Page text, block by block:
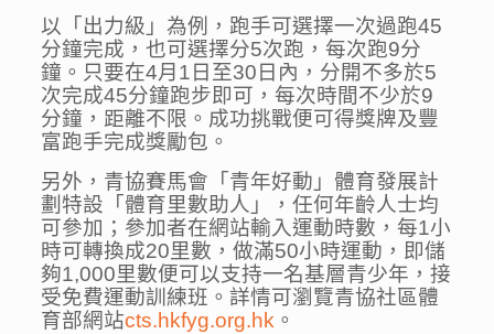
以「出力級」為例，跑手可選擇一次過跑45
分鐘完成，也可選擇分5次跑，每次跑9分
鐘。只要在4月1日至30日內，分開不多於5
次完成45分鐘跑步即可，每次時間不少於9
分鐘，距離不限。成功挑戰便可得獎牌及豐
富跑手完成獎勵包。
另外，青協賽馬會「青年好動」體育發展計
劃特設「體育里數助人」，任何年齡人士均
可參加；參加者在網站輸入運動時數，每1小
時可轉換成20里數，做滿50小時運動，即儲
夠1,000里數便可以支持一名基層青少年，接
受免費運動訓練班。詳情可瀏覽青協社區體
育部網站cts.hkfyg.org.hk 。